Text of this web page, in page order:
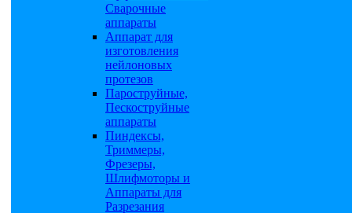
Сварочные
аппараты
Аппарат для
изготовления
нейлоновых
протезов
Пароструйные,
Пескоструйные
аппараты
Пиндексы,
Триммеры,
Фрезеры,
Шлифмоторы и
Аппараты для
Разрезания